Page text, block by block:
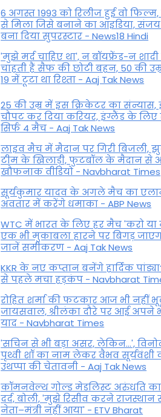
6 अगस्त 1993 को रिलीज हुई वो
से मिला जिसे बनाने का आइडिया, संजय
बना दिया सुपरस्टार - News18 Hindi
'मुझे मर्द चाहिए था', न बॉयफ्रेंड-न
चाहती हैं सैफ की छोटी बहन, 50 की
19 में टूटा था रिश्ता - Aaj Tak News
25 की उम्र में इस क्रिकेटर का संन्यास,
चौपट कर दिया करियर, इंग्लैंड के
सिर्फ 4 मैच - Aaj Tak News
लाइव मैच में मैदान पर गिरी बिजली,
टीम के खिलाड़ी, फुटबॉल के मैदान से
खौफनाक वीडियो - Navbharat Times
सूर्यकुमार यादव के अगले मैच का
अवतार में करेंगे धमाका - ABP News
WTC में भारत के लिए हर मैच 'करो या
एक भी मुकाबला हारने पर बिगड़
जानें समीकरण - Aaj Tak News
KKR के नए कप्तान बनेंगे हार्दिक
से पहले मचा हड़कंप - Navbharat
रोहित शर्मा की फटकार आज भी नहीं
जायसवाल, श्रीलंका दौरे पर आई अपने
याद - Navbharat Times
'सचिन से भी बड़ा असर, लेकिन...',
पृथ्वी शॉ का नाम लेकर वैभव सूर्यवंशी
उथप्पा की चेतावनी - Aaj Tak News
कॉमनवेल्थ गोल्ड मे​डलिस्ट अरुंधति
दर्द, बोली, 'मुझे रिसीव करने राजस्थान
नेता–मंत्री नहीं आया' - ETV Bharat